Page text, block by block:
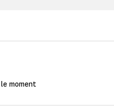
le moment